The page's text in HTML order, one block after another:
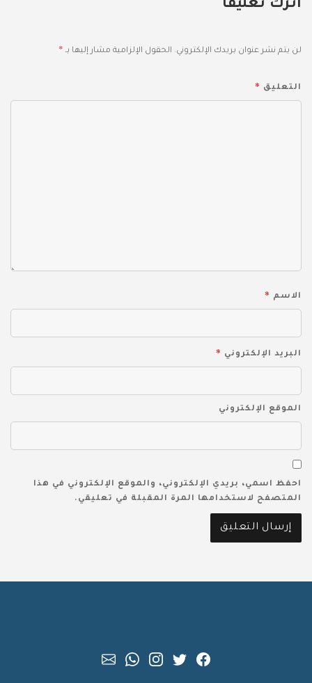
اترك تعليقاً
لن يتم نشر عنوان بريدك الإلكتروني. الحقول الإلزامية مشار إليها بـ *
التعليق *
الاسم *
البريد الإلكتروني *
الموقع الإلكتروني
احفظ اسمي، بريدي الإلكتروني، والموقع الإلكتروني في هذا
المتصفح لاستخدامها المرة المقبلة في تعليقي.